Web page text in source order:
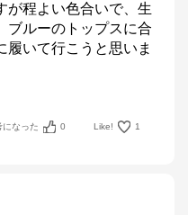
が程よい色合いで、生
ブルーのトップスに合
履いて行こうと思いま
になった 0 Like! 1